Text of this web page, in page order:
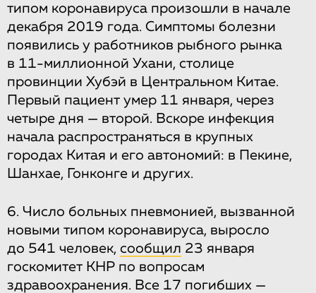
типом коронавируса произошли в начале
декабря 2019 года. Симптомы болезни
появились у работников рыбного рынка
в 11-миллионной Ухани, столице
провинции Хубэй в Центральном Китае.
Первый пациент умер 11 января, через
четыре дня — второй. Вскоре инфекция
начала распространяться в крупных
городах Китая и его автономий: в Пекине,
Шанхае, Гонконге и других.
6. Число больных пневмонией, вызванной
новыми типом коронавируса, выросло
до 541 человек, сообщил 23 января
госкомитет КНР по вопросам
здравоохранения. Все 17 погибших —